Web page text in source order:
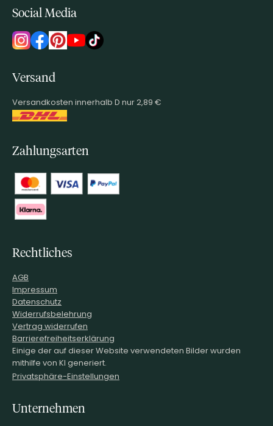
Social Media
Versand
Versandkosten innerhalb D nur 2,89 €
Zahlungsarten
Rechtliches
AGB
Impressum
Datenschutz
Widerrufsbelehrung
Vertrag widerrufen
Barrierefreiheitserklärung
Einige der auf dieser Website verwendeten Bilder wurden
mithilfe von KI generiert.
Privatsphäre-Einstellungen
Unternehmen